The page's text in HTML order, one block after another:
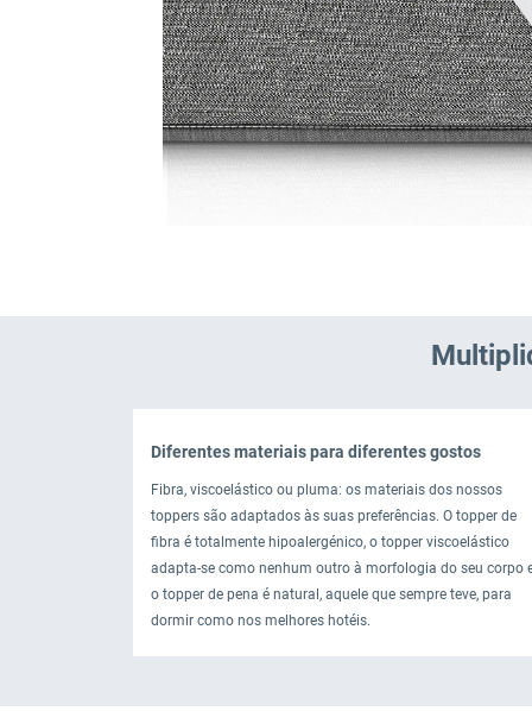
Diferentes materiais para diferentes gostos
Fibra, viscoelástico ou pluma: os materiais dos nossos
toppers são adaptados às suas preferências. O topper de
fibra é totalmente hipoalergénico, o topper viscoelástico
adapta-se como nenhum outro à morfologia do seu corpo
o topper de pena é natural, aquele que sempre teve, para
dormir como nos melhores hotéis.